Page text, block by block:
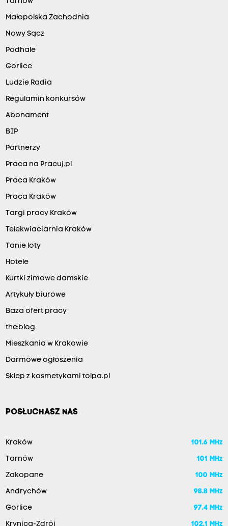
Małopolska Zachodnia
Nowy Sącz
Podhale
Gorlice
Ludzie Radia
Regulamin konkursów
Abonament
BIP
Partnerzy
Praca na Pracuj.pl
Praca Kraków
Praca Kraków
Targi pracy Kraków
Telekwiaciarnia Kraków
Tanie loty
Hotele
Kurtki zimowe damskie
Artykuły biurowe
Baza ofert pracy
the:blog
Mieszkania w Krakowie
Darmowe ogłoszenia
Sklep z kosmetykami tolpa.pl
POSŁUCHASZ NAS
Kraków 101.6 MHz
Tarnów 101 MHz
Zakopane 100 MHz
Andrychów 98.8 MHz
Gorlice 97.4 MHz
Krynica-Zdrój 102.1 MHz